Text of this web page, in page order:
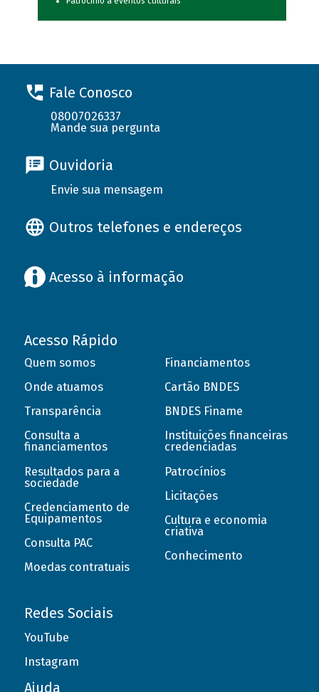
Fale Conosco
08007026337
Mande sua pergunta
Ouvidoria
Envie sua mensagem
Outros telefones e endereços
Acesso à informação
Acesso Rápido
Quem somos
Onde atuamos
Transparência
Consulta a
financiamentos
Resultados para a
sociedade
Credenciamento de
Equipamentos
Consulta PAC
Moedas contratuais
Financiamentos
Cartão BNDES
BNDES Finame
Instituições financeiras
credenciadas
Patrocínios
Licitações
Cultura e economia
criativa
Conhecimento
Redes Sociais
YouTube
Instagram
Ajuda